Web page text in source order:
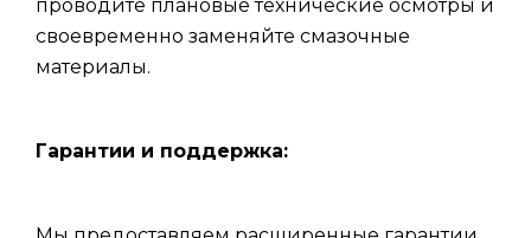
проводите плановые технические осмотры и
своевременно заменяйте смазочные
материалы.
Гарантии и поддержка: